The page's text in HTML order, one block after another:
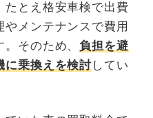
たとえ格安車検で出費
メンテナンスで費用
。そのため、負担を避
に乗換えを検討してい